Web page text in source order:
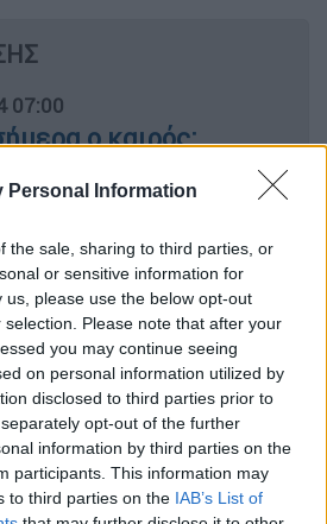
Personal Information
the sale, sharing to third parties, or
or sensitive information for
please use the below opt-out
Please note that after your
you may continue seeing
on personal information utilized by
disclosed to third parties prior to
opt-out of the further
information by third parties on the
participants. This information may
to third parties on the IAB’s List of
07:00
ο καιρός:
και καταιγίδες -
τα φαινόμενα
καταιγίδων
αυτού του φαινομένου
και τομεγάλο μήκος
. Η «λαίλαπα
τμήματα του
και βόρειου Αιγαίου